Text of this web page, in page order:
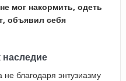
мог накормить, одеть
объявил себя
благодаря энтузиазму